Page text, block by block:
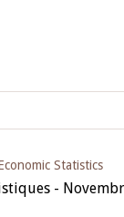
Statistics
-